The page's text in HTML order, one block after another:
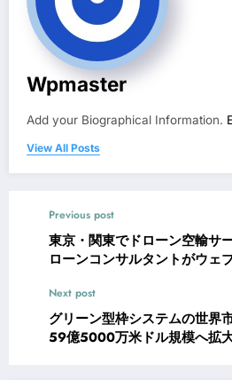
Wpmaster
Add your Biographical Information.
View All Posts
Previous post
東京・関東でドローン空輸サ
ローンコンサルタントがウェ
Next post
グリーン型枠システムの世界
59億5000万米ドル規模へ拡